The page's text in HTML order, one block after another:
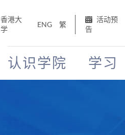
香港大
学
ENG 繁
活动预
告
认识学院 学习